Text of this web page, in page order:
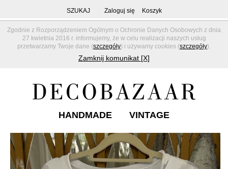
Zgodnie z Rozporządzeniem Ogólnym o Ochronie Danych Osobowych z dnia
27 kwietnia 2016 r. informujemy, że w celu realizacji naszych usług
przetwarzamy Twoje dane (szczegóły) i używamy cookies (szczegóły).
Zamknij komunikat [X]
SZUKAJ Zaloguj się Koszyk
HANDMADE VINTAGE